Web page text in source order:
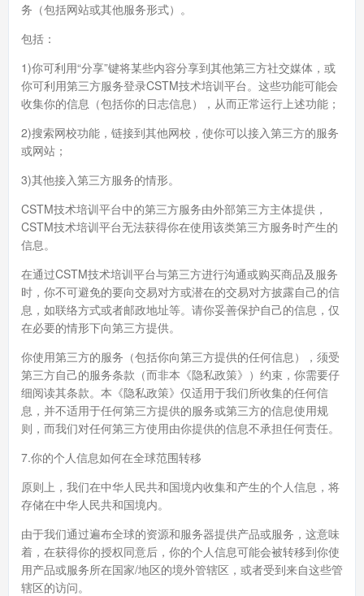
务（包括网站或其他服务形式）。
包括：
1)你可利用“分享”键将某些内容分享到其他第三方社交媒体，或
你可利用第三方服务登录CSTM技术培训平台。这些功能可能会
收集你的信息（包括你的日志信息），从而正常运行上述功能；
2)搜索网校功能，链接到其他网校，使你可以接入第三方的服务
或网站；
3)其他接入第三方服务的情形。
CSTM技术培训平台中的第三方服务由外部第三方主体提供，
CSTM技术培训平台无法获得你在使用该类第三方服务时产生的
信息。
在通过CSTM技术培训平台与第三方进行沟通或购买商品及服务
时，你不可避免的要向交易对方或潜在的交易对方披露自己的信
息，如联络方式或者邮政地址等。请你妥善保护自己的信息，仅
在必要的情形下向第三方提供。
你使用第三方的服务（包括你向第三方提供的任何信息），须受
第三方自己的服务条款（而非本《隐私政策》）约束，你需要仔
细阅读其条款。本《隐私政策》仅适用于我们所收集的任何信
息，并不适用于任何第三方提供的服务或第三方的信息使用规
则，而我们对任何第三方使用由你提供的信息不承担任何责任。
7.你的个人信息如何在全球范围转移
原则上，我们在中华人民共和国境内收集和产生的个人信息，将
存储在中华人民共和国境内。
由于我们通过遍布全球的资源和服务器提供产品或服务，这意味
着，在获得你的授权同意后，你的个人信息可能会被转移到你使
用产品或服务所在国家/地区的境外管辖区，或者受到来自这些管
辖区的访问。